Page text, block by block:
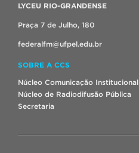
LYCEU RIO-GRANDENSE
Praça 7 de Julho, 180
federalfm@ufpel.edu.br
SOBRE A CCS
Núcleo Comunicação Institucional
Núcleo de Radiodifusão Pública
Secretaria